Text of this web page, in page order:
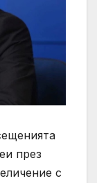
през
с